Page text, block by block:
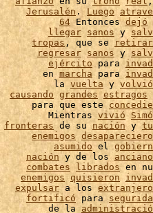
Jerusalén . Luego
64 Entonces dejó
llegar sanos y
tropas , que se
regresar sanos y
ejército para
en marcha para
la vuelta y volvió
causando grandes estragos
para que este
Mientras vivió
fronteras de su nación y
enemigos
asumido el
nación y de los
combates librados en
enemigos quisieron
expulsar a los
fortificó para
de la